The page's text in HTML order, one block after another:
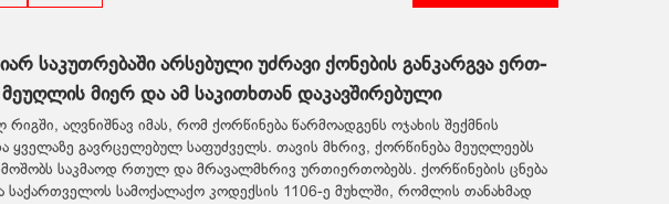
საკუთრებაში არსებული უძრავი ქონების განკარგვა ერთ-
მიერ და ამ საკითხთან დაკავშირებული
აღვნიშნავ იმას, რომ ქორწინება წარმოადგენს ოჯახის შექმნის
ყველაზე გავრცელებულ საფუძველს. თავის მხრივ, ქორწინება მეუღლეებს
საკმაოდ რთულ და მრავალმხრივ ურთიერთობებს. ქორწინების ცნება
საქართველოს სამოქალაქო კოდექსის 1106-ე მუხლში, რომლის თანახმად